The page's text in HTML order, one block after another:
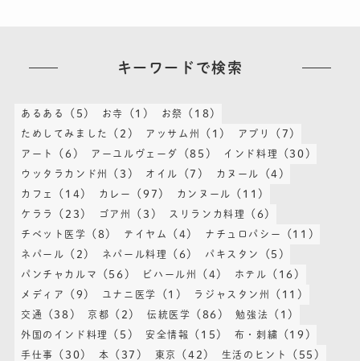
キーワードで検索
あるある (5) お寺 (1) お祭 (18)
ためしてみました (2) アッサム州 (1) アプリ (7)
アート (6) アーユルヴェーダ (85) インド料理 (30)
ウッタラカンド州 (3) オイル (7) カヌール (4)
カフェ (14) カレー (97) カンヌール (11)
ケララ (23) ゴア州 (3) スリランカ料理 (6)
チベット医学 (8) テイヤム (4) ナチュロパシー (11)
ネパール (2) ネパール料理 (6) パキスタン (5)
パンチャカルマ (56) ビハール州 (4) ホテル (16)
メディア (9) ユナニ医学 (1) ラジャスタン州 (11)
交通 (38) 京都 (2) 伝統医学 (86) 勉強法 (1)
外国のインド料理 (5) 安全情報 (15) 布・刺繍 (19)
手仕事 (30) 本 (37) 東京 (42) 生活のヒント (55)